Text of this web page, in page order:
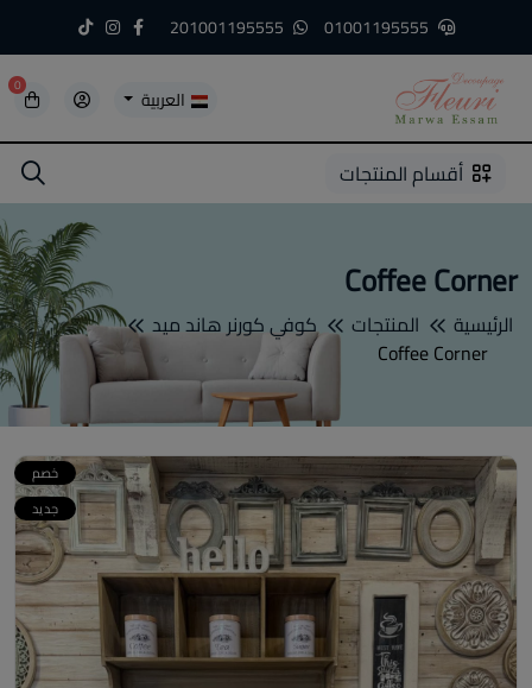
العربية 0
1
2
3
4
5
5 أقسام المنتجات
Coffee Corner
الرئيسية المنتجات
كوفي كورنر هاند ميد
Coffee Corner
خصم
جديد